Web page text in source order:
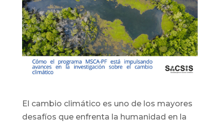
El cambio climático es uno de los mayores
desafíos que enfrenta la humanidad en la